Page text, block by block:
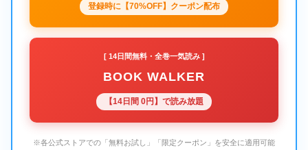
登録時に【70%OFF】クーポン配布
[ 14日間無料・全巻一気読み ]
BOOK WALKER
【14日間 0円】で読み放題
※各公式ストアでの「無料お試し」「限定クーポン」を安全に適用可能